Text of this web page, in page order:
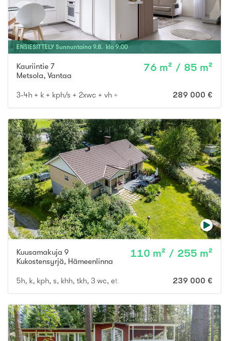
ENSIESITTELY Sunnuntaina 9.8. klo 9:00
Kauriintie 7
Metsola, Vantaa
76 m² / 85 m²
3-4h + k + kph/s + 2xwc + vh + var. + terassi markiisilla
289 000 €
Kuusamakuja 9
Kukostensyrjä, Hämeenlinna
110 m² / 255 m²
5h, k, kph, s, khh, tkh, 3 wc, et, parv, vh, 2 var, kylmäkellari, at
239 000 €